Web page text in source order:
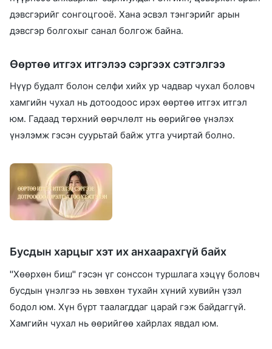
дэвсгэрийг сонгоцгооё. Хана эсвэл тэнгэрийг арын
дэвсгэр болгохыг санал болгож байна.
Өөртөө итгэх итгэлээ сэргээх сэтгэлгээ
Нүүр будалт болон селфи хийх ур чадвар чухал боловч
хамгийн чухал нь дотоодоос ирэх өөртөө итгэх итгэл
юм. Гадаад төрхний өөрчлөлт нь өөрийгөө үнэлэх
үнэлэмж гэсэн суурьтай байж утга учиртай болно.
Бусдын харцыг хэт их анхаарахгүй байх
"Хөөрхөн биш" гэсэн үг сонссон туршлага хэцүү боловч
бусдын үнэлгээ нь зөвхөн тухайн хүний хувийн үзэл
бодол юм. Хүн бүрт таалагддаг царай гэж байдаггүй.
Хамгийн чухал нь өөрийгөө хайрлах явдал юм.